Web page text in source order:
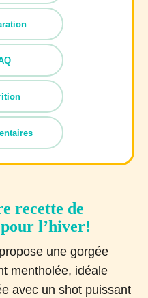
recette de
l’hiver!
une gorgée
mentholée, idéale
avec un shot puissant